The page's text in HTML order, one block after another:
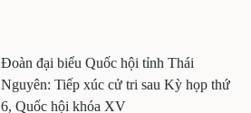
Đoàn đại biểu Quốc hội tỉnh Thái
Nguyên: Tiếp xúc cử tri sau Kỳ họp thứ
6, Quốc hội khóa XV